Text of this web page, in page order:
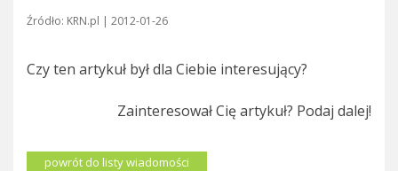
Źródło: KRN.pl | 2012-01-26
Czy ten artykuł był dla Ciebie interesujący?
Zainteresował Cię artykuł? Podaj dalej!
powrót do listy wiadomości